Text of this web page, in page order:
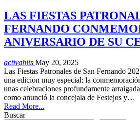
LAS FIESTAS
FERNANDO
ANIVERSARIO DE SU
activahits May 20, 2025
Las Fiestas Patronales de San Fernando
una edición muy especial: la
unas celebraciones profundamente
como anunció la concejala de Festejos y…
Read More...
Buscar